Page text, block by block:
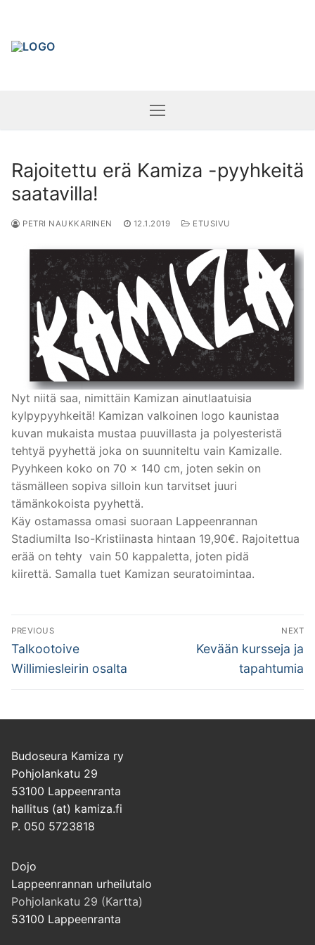
Rajoitettu erä Kamiza -pyyhkeitä
saatavilla!
PETRI NAUKKARINEN 12.1.2019 ETUSIVU
Nyt niitä saa, nimittäin Kamizan ainutlaatuisia
kylpypyyhkeitä! Kamizan valkoinen logo kaunistaa
kuvan mukaista mustaa puuvillasta ja polyesteristä
tehtyä pyyhettä joka on suunniteltu vain Kamizalle.
Pyyhkeen koko on 70 x 140 cm, joten sekin on
täsmälleen sopiva silloin kun tarvitset juuri
tämänkokoista pyyhettä.
Käy ostamassa omasi suoraan Lappeenrannan
Stadiumilta Iso-Kristiinasta hintaan 19,90€. Rajoitettua
erää on tehty vain 50 kappaletta, joten pidä
kiirettä. Samalla tuet Kamizan seuratoimintaa.
Artikkelien
selaus
PREVIOUS
Previous
post:
Talkootoive
Willimiesleirin osalta
NEXT
Next
Kevään kursseja ja
tapahtumia
Budoseura Kamiza ry
Pohjolankatu 29
53100 Lappeenranta
hallitus (at) kamiza.fi
P. 050 5723818
Dojo
Lappeenrannan urheilutalo
Pohjolankatu 29 (Kartta)
53100 Lappeenranta